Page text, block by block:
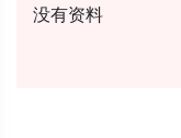
没有资料